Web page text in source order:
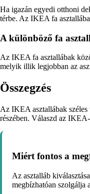
Ha igazán egyedi otthoni
térbe. Az IKEA fa
A különböző fa
Az IKEA fa asztallábak
melyik illik legjobban az
Összegzés
Az IKEA asztallábak széles
részében. Válaszd az
Miért fontos a
Az asztalláb
megbízhatóan szolgálja